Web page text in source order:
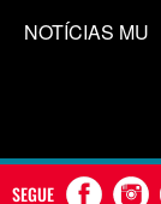
NOTÍCIAS MU
SEGUE